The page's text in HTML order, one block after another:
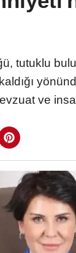
tutuklu
ve